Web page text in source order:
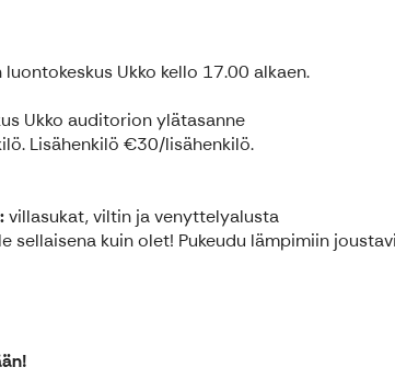
luontokeskus Ukko kello 17.00 alkaen.
Ukko auditorion ylätasanne
Lisähenkilö €30/lisähenkilö.
villasukat, viltin ja venyttelyalusta
sellaisena kuin olet! Pukeudu lämpimiin